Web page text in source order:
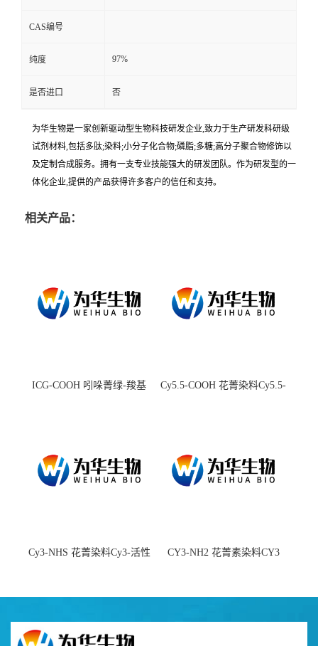
CAS编号
纯度 97%
是否进口 否
为华生物是一家创新驱动型生物科技研发企业,致力于生产研发科研级
试剂材料,包括多肽;染料;小分子化合物;磷脂;多糖;高分子聚合物修饰以
及定制合成服务。拥有一支专业技能强大的研发团队。作为研发型的一
体化企业,提供的产品获得许多客户的信任和支持。
相关产品：
ICG-COOH 吲哚菁绿-羧基
Cy5.5-COOH 花菁染料Cy5.5-
Cy3-NHS 花菁染料Cy3-活性
CY3-NH2 花菁素染料CY3